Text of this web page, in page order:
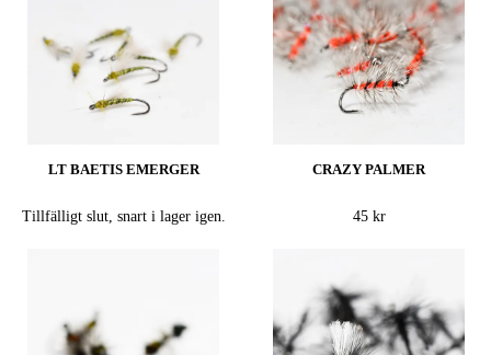
LT BAETIS EMERGER
Tillfälligt slut, snart i lager igen.
CRAZY PALMER
45 kr